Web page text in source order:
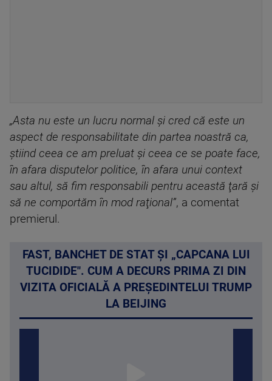
„Asta nu este un lucru normal şi cred că este un
aspect de responsabilitate din partea noastră ca,
ştiind ceea ce am preluat şi ceea ce se poate face,
în afara disputelor politice, în afara unui context
sau altul, să fim responsabili pentru această ţară şi
să ne comportăm în mod raţional”, a comentat
premierul.
FAST, BANCHET DE STAT ȘI „CAPCANA LUI
TUCIDIDE". CUM A DECURS PRIMA ZI DIN
VIZITA OFICIALĂ A PREȘEDINTELUI TRUMP
LA BEIJING